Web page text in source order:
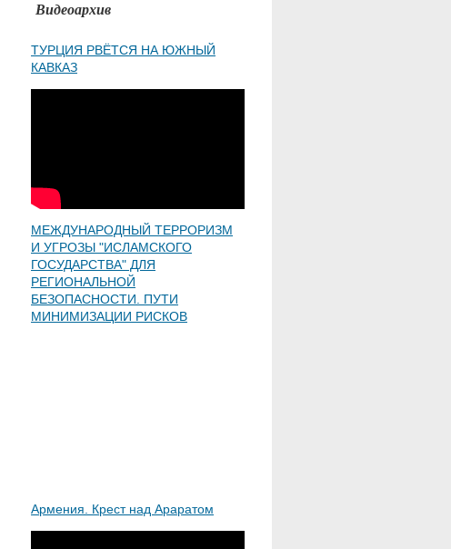
Видеоархив
ТУРЦИЯ РВЁТСЯ НА ЮЖНЫЙ
КАВКАЗ
МЕЖДУНАРОДНЫЙ ТЕРРОРИЗМ
И УГРОЗЫ "ИСЛАМСКОГО
ГОСУДАРСТВА" ДЛЯ
РЕГИОНАЛЬНОЙ
БЕЗОПАСНОСТИ. ПУТИ
МИНИМИЗАЦИИ РИСКОВ
Армения. Крест над Араратом